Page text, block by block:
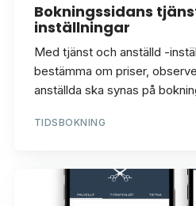
Bokningssidans
inställningar
Med tjänst och anställd -
bestämma om priser,
anställda ska synas på
TIDSBOKNING